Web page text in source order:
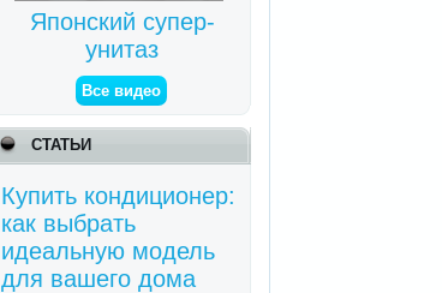
Японский супер-
унитаз
Все видео
СТАТЬИ
Купить кондиционер:
как выбрать
идеальную модель
для вашего дома